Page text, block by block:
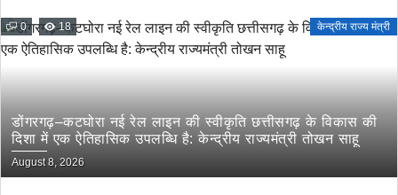
0 18 केन्द्रीय राज्य मंत्री
डोंगरगढ़–कटघोरा नई रेल लाइन की स्वीकृति छत्तीसगढ़ के विकास की
दिशा में एक ऐतिहासिक उपलब्धि है: केन्द्रीय राज्यमंत्री तोखन साहू
August 8, 2026